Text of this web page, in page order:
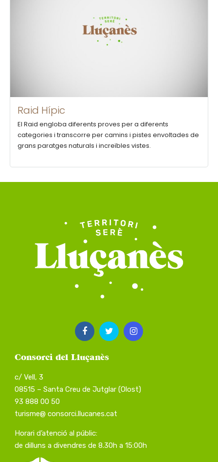
Raid Hípic
El Raid engloba diferents proves per a diferents
categories i transcorre per camins i pistes envoltades de
grans paratges naturals i increïbles vistes.
Consorci del Lluçanès
c/ Vell, 3
08515 – Santa Creu de Jutglar (Olost)
93 888 00 50
turisme@ consorci.llucanes.cat
Horari d’atenció al públic:
de dilluns a divendres de 8.30h a 15:00h